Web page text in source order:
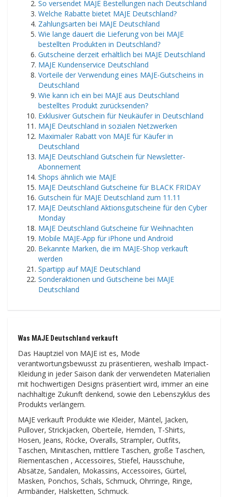
So versendet MAJE Bestellungen nach Deutschland
Welche Rabatte bietet MAJE Deutschland?
Zahlungsarten bei MAJE Deutschland
Wie lange dauert die Lieferung von bei MAJE
bestellten Produkten in Deutschland?
Gutscheine derzeit erhältlich bei MAJE Deutschland
MAJE Kundenservice Deutschland
Vorteile der Verwendung eines MAJE-Gutscheins in
Deutschland
Wie kann ich ein bei MAJE aus Deutschland
bestelltes Produkt zurücksenden?
Exklusiver Gutschein für Neukäufer in Deutschland
MAJE Deutschland in sozialen Netzwerken
Maximaler Rabatt von MAJE für Käufer in
Deutschland
MAJE Deutschland Gutschein für Newsletter-
Abonnement
Shops ähnlich wie MAJE
MAJE Deutschland Gutscheine für BLACK FRIDAY
Gutschein für MAJE Deutschland zum 11.11
MAJE Deutschland Aktionsgutscheine für den Cyber ​​​​
Monday
MAJE Deutschland Gutscheine für Weihnachten
Mobile MAJE-App für iPhone und Android
Bekannte Marken, die im MAJE-Shop verkauft
werden
Spartipp auf MAJE Deutschland
Sonderaktionen und Gutscheine bei MAJE
Deutschland
Was MAJE Deutschland verkauft
Das Hauptziel von MAJE ist es, Mode
verantwortungsbewusst zu präsentieren, weshalb Impact-
Kleidung in jeder Saison dank der verwendeten Materialien
mit hochwertigen Designs präsentiert wird, immer an eine
nachhaltige Zukunft denkend, sowie den Lebenszyklus des
Produkts verlängern.
MAJE verkauft Produkte wie Kleider, Mäntel, Jacken,
Pullover, Strickjacken, Oberteile, Hemden, T-Shirts,
Hosen, Jeans, Röcke, Overalls, Strampler, Outfits,
Taschen, Minitaschen, mittlere Taschen, große Taschen,
Riementaschen , Accessoires, Stiefel, Hausschuhe,
Absätze, Sandalen, Mokassins, Accessoires, Gürtel,
Masken, Ponchos, Schals, Schmuck, Ohrringe, Ringe,
Armbänder, Halsketten, Schmuck.